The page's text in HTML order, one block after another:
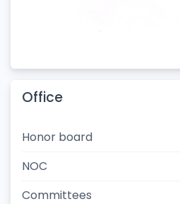
Office
Honor board
NOC
Committees